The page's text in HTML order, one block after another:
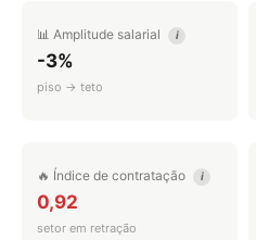
📊 Amplitude salarial i
-3%
piso → teto
🔥 Índice de contratação i
0,92
setor em retração